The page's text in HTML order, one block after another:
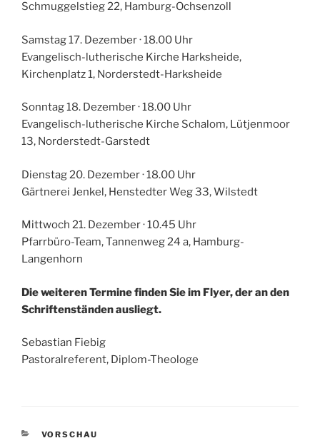
Schmuggelstieg 22, Hamburg-Ochsenzoll
Samstag 17. Dezember · 18.00 Uhr
Evangelisch-lutherische Kirche Harksheide,
Kirchenplatz 1, Norderstedt-Harksheide
Sonntag 18. Dezember · 18.00 Uhr
Evangelisch-lutherische Kirche Schalom, Lütjenmoor
13, Norderstedt-Garstedt
Dienstag 20. Dezember · 18.00 Uhr
Gärtnerei Jenkel, Henstedter Weg 33, Wilstedt
Mittwoch 21. Dezember · 10.45 Uhr
Pfarrbüro-Team, Tannenweg 24 a, Hamburg-
Langenhorn
Die weiteren Termine finden Sie im Flyer, der an den
Schriftenständen ausliegt.
Sebastian Fiebig
Pastoralreferent, Diplom-Theologe
KATEGORIEN
VORSCHAU